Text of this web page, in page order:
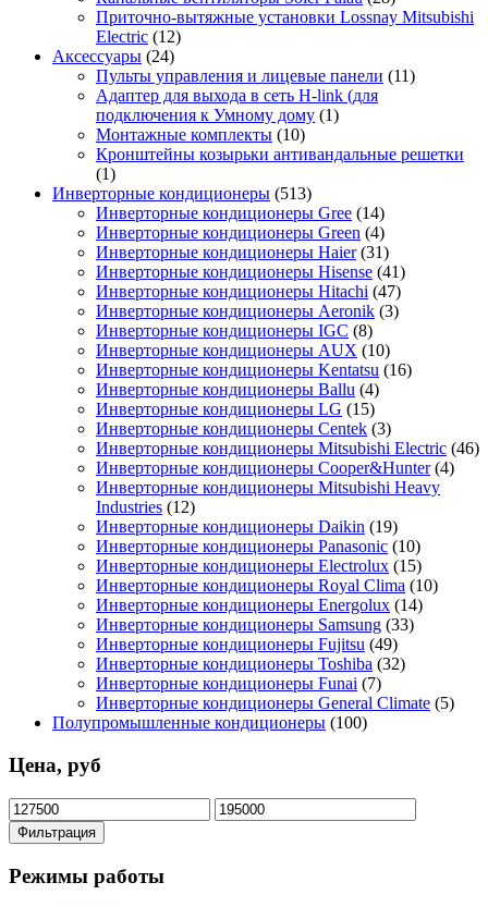
Приточно-вытяжные установки Lossnay Mitsubishi
Electric (12)
Аксессуары (24)
Пульты управления и лицевые панели (11)
Адаптер для выхода в сеть H-link (для
подключения к Умному дому (1)
Монтажные комплекты (10)
Кронштейны козырьки антивандальные решетки
(1)
Инверторные кондиционеры (513)
Инверторные кондиционеры Gree (14)
Инверторные кондиционеры Green (4)
Инверторные кондиционеры Haier (31)
Инверторные кондиционеры Hisense (41)
Инверторные кондиционеры Hitachi (47)
Инверторные кондиционеры Aeronik (3)
Инверторные кондиционеры IGC (8)
Инверторные кондиционеры AUX (10)
Инверторные кондиционеры Kentatsu (16)
Инверторные кондиционеры Ballu (4)
Инверторные кондиционеры LG (15)
Инверторные кондиционеры Centek (3)
Инверторные кондиционеры Mitsubishi Electric (46)
Инверторные кондиционеры Cooper&Hunter (4)
Инверторные кондиционеры Mitsubishi Heavy
Industries (12)
Инверторные кондиционеры Daikin (19)
Инверторные кондиционеры Panasonic (10)
Инверторные кондиционеры Electrolux (15)
Инверторные кондиционеры Royal Clima (10)
Инверторные кондиционеры Energolux (14)
Инверторные кондиционеры Samsung (33)
Инверторные кондиционеры Fujitsu (49)
Инверторные кондиционеры Toshiba (32)
Инверторные кондиционеры Funai (7)
Инверторные кондиционеры General Climate (5)
Полупромышленные кондиционеры (100)
Цена, руб
Минимальная
цена
Максимальная
цена
Фильтрация
Режимы работы